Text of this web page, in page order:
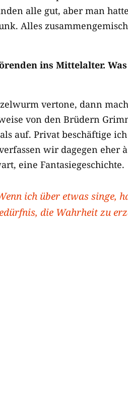
alle gut, aber man
Alles
ins Mittelalter.
vertone, dann
von den Brüdern
auf. Privat beschäftige
wir dagegen eher
eine Fantasiegeschichte.
ich über etwas singe,
die Wahrheit zu